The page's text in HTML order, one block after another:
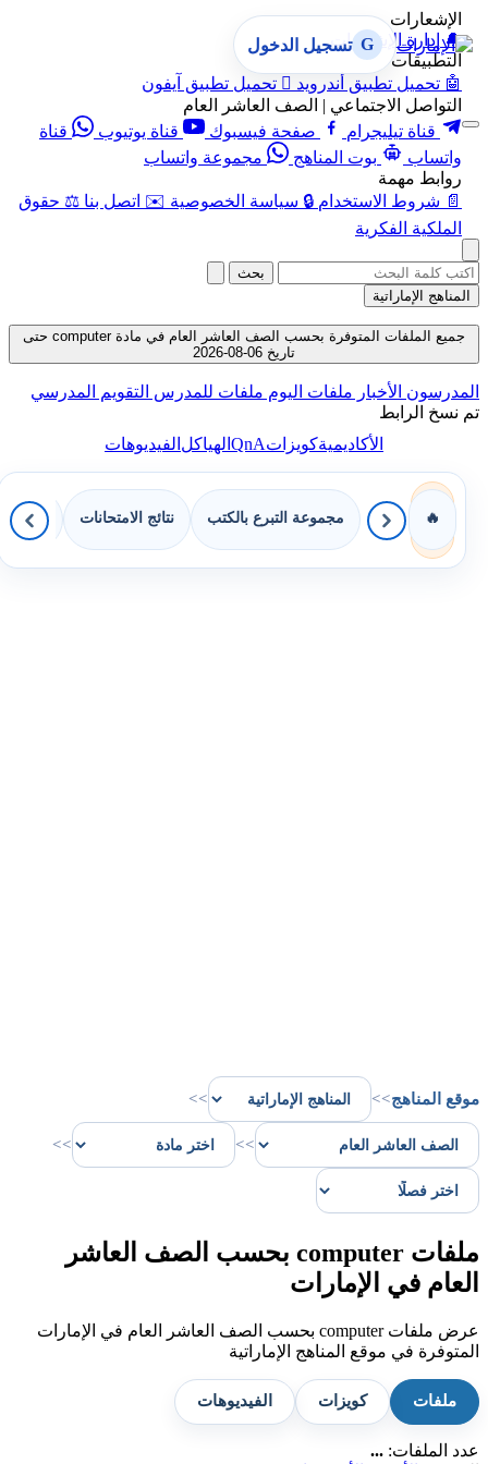
الإشعارات
🔔 إدارة الإشعارات
التطبيقات
🤖 تحميل تطبيق أندرويد  تحميل تطبيق آيفون
التواصل الاجتماعي | الصف العاشر العام
قناة تيليجرام
صفحة فيسبوك قناة يوتيوب
قناة
واتساب
بوت المناهج
مجموعة واتساب
روابط مهمة
📄 شروط الاستخدام 🔒 سياسة الخصوصية ✉️ اتصل بنا ⚖️ حقوق
الملكية الفكرية
G تسجيل الدخول
بحث
المناهج الإماراتية
جميع الملفات المتوفرة بحسب الصف العاشر العام في مادة computer حتى
تاريخ 06-08-2026
المدرسون الأخبار ملفات اليوم ملفات للمدرس التقويم المدرسي
تم نسخ الرابط
الأكاديميةكويزاتQnAالهياكلالفيديوهات
🔥 مجموعة التبرع بالكتب نتائج الامتحانات
موقع المناهج>>
>>
>>
>>
ملفات computer بحسب الصف العاشر
العام في الإمارات
عرض ملفات computer بحسب الصف العاشر العام في الإمارات
المتوفرة في موقع المناهج الإماراتية
ملفات كويزات الفيديوهات
عدد الملفات: ...